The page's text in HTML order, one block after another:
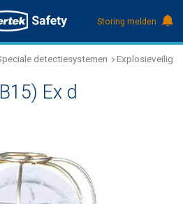
Storing melden
(DMS)
+31 (0)495 584111
detectiesystemen Explosieveilig
Ex d